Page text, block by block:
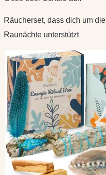
Räucherset, dass dich um die
Raunächte unterstützt